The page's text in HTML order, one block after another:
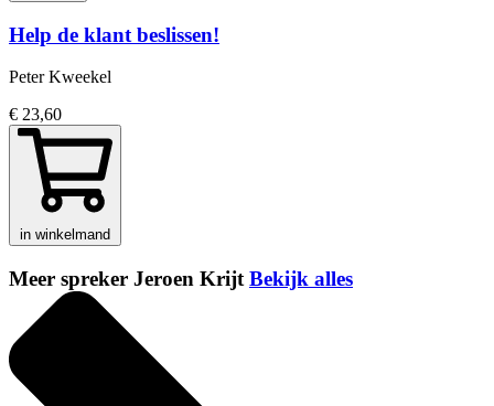
Help de klant beslissen!
Peter Kweekel
€ 23,60
in winkelmand
Meer spreker Jeroen Krijt Bekijk alles